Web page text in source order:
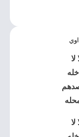
لا
لا